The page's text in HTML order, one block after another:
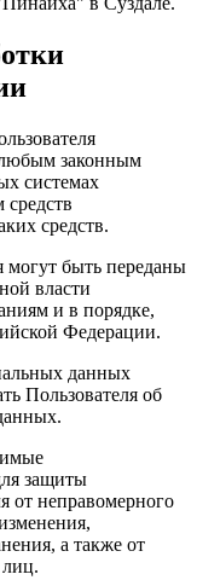
любым законным
системах
средств.
могут быть переданы
власти
и в порядке,
Федерации.
данных
Пользователя об
защиты
от неправомерного
а также от